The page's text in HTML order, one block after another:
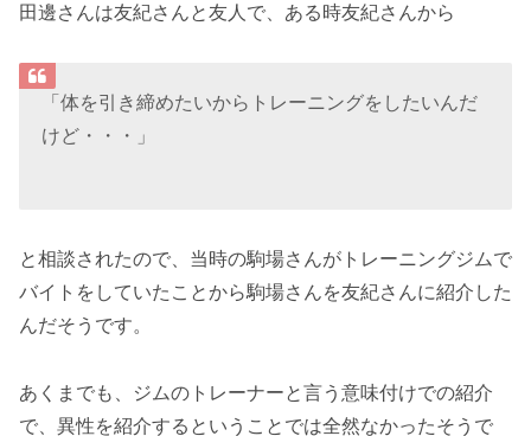
田邊さんは友紀さんと友人で、ある時友紀さんから
「体を引き締めたいからトレーニングをしたいんだ
けど・・・」
と相談されたので、当時の駒場さんがトレーニングジムで
バイトをしていたことから駒場さんを友紀さんに紹介した
んだそうです。
あくまでも、ジムのトレーナーと言う意味付けでの紹介
で、異性を紹介するということでは全然なかったそうで